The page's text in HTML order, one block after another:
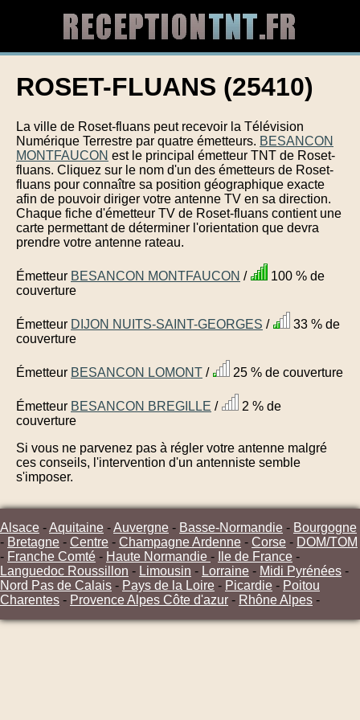
ROSET-FLUANS (25410)
La ville de Roset-fluans peut recevoir la Télévision
Numérique Terrestre par quatre émetteurs. BESANCON
MONTFAUCON est le principal émetteur TNT de Roset-
fluans. Cliquez sur le nom d'un des émetteurs de Roset-
fluans pour connaître sa position géographique exacte
afin de pouvoir diriger votre antenne TV en sa direction.
Chaque fiche d'émetteur TV de Roset-fluans contient une
carte permettant de déterminer l'orientation que devra
prendre votre antenne rateau.
Émetteur BESANCON MONTFAUCON /
100 % de
couverture
Émetteur DIJON NUITS-SAINT-GEORGES /
33 % de
couverture
Émetteur BESANCON LOMONT / 25 % de couverture
Émetteur BESANCON BREGILLE /
2 % de
couverture
Si vous ne parvenez pas à régler votre antenne malgré
ces conseils, l'intervention d'un antenniste semble
s'imposer.
Alsace -Aquitaine -Auvergne - Basse-Normandie - Bourgogne
- Bretagne - Centre - Champagne Ardenne - Corse - DOM/TOM
- Franche Comté - Haute Normandie - Ile de France -
Languedoc Roussillon - Limousin - Lorraine - Midi Pyrénées -
Nord Pas de Calais - Pays de la Loire - Picardie - Poitou
Charentes - Provence Alpes Côte d'azur - Rhône Alpes -